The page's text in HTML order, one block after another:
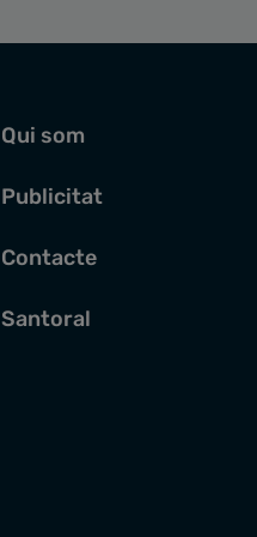
Qui som
Publicitat
Contacte
Santoral